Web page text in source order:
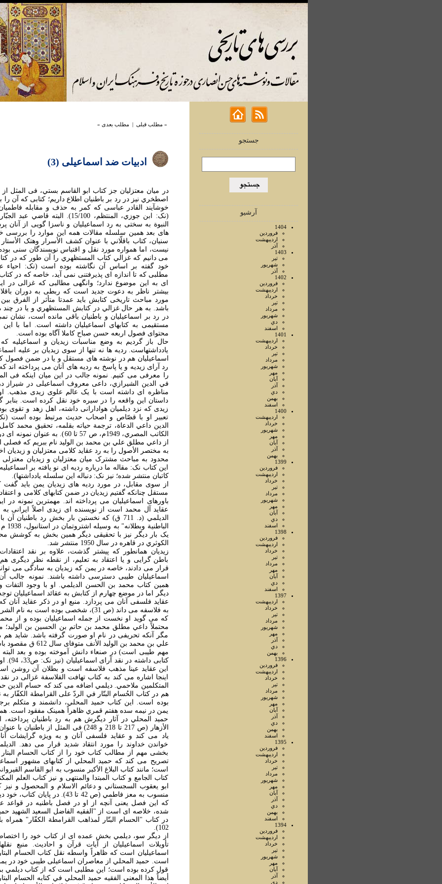
جستجو
آرشیو
1404
فروردين
ارديبهشت
آذر
1403
تير
شهريور
آذر
1402
فروردين
ارديبهشت
خرداد
تير
مرداد
شهريور
دي
اسفند
1401
ارديبهشت
خرداد
تير
مرداد
شهريور
مهر
آبان
آذر
دي
بهمن
اسفند
1400
ارديبهشت
خرداد
شهريور
مهر
آبان
آذر
بهمن
1399
فروردين
ارديبهشت
خرداد
تير
مرداد
شهريور
مهر
آبان
دي
اسفند
1398
فروردين
ارديبهشت
خرداد
تير
مرداد
مهر
آبان
دي
اسفند
1397
ارديبهشت
خرداد
تير
مرداد
شهريور
مهر
آذر
دي
بهمن
1396
فروردين
ارديبهشت
خرداد
تير
مرداد
شهريور
مهر
آبان
آذر
دي
بهمن
اسفند
1395
فروردين
ارديبهشت
خرداد
تير
مرداد
شهريور
مهر
آبان
آذر
دي
بهمن
اسفند
1394
فروردين
ارديبهشت
خرداد
تير
شهريور
مهر
آبان
آذر
دي
« مطلب قبلی | مطلب بعدی »
ادبيات ضد اسماعيلی (3)
در ميان معتزليان جز کتاب ابو القاسم بستي، فی المثل
اصطخري نيز در رد بر باطنيان اطلاع داريم؛ کتابی که آن
خوشآيند القادر عباسی که کمر به حذف و مقابله
(نک: ابن جوزي، المنتظم، 15/100). البته
النبوة به سختی به رد اسماعيليان و ناسزا گويی از آنان
های بعد همين سلسله مقالات همه اين موارد را بررسی
سنيان، کتاب باقلّاني با عنوان کشف الأسرار وهتک
نيست، اما همواره مورد نقل و اقتباس نويسندگان سنی
می دانيم که غزالي کتاب المستظهري را آن طور که در
مطلبی که تا اندازه ای پذيرفتنی نمی آيد، خاصه که در
ای به اين موضوع ندارد؛ وانگهی مطالبی که غزالی در
بيشتر ناظر به دعوت جديد است که ربطی به دوران
مورد مباحث تاريخی کتابش بايد عمدتا متأثر از الفرق
باشد. به هر حال غزالي در کتابش المستظهري و يا در چند
در رد بر اسماعيليان و باطنيان باقی مانده است،
مستقيمی به کتابهای اسماعيليان داشته است. اما با
محتوای فصول اربعه حسن صباح کاملا آگاه بوده است.
حال باز گرديم به وضع مناسبات زيديان و اسماعيليه
يادداشتهاست. رديه ها نه تنها از سوی زيديان بر عليه
اسماعيليان هم در نوشته های مستقل و يا در ضمن فصول
رد آرای زيديه و يا پاسخ به رديه های آنان می پرداخته اند
را معرفی می کنيم. نمونه جالب در اين ميان اينکه فی
في الدين الشيرازي، داعی معروف اسماعيلی در شيراز
مناظره ای داشته است با يک عالم علوی زيدی مذهب.
داستان اين واقعه را در سيره خود نقل کرده است.
زيدی که نزد ديلميان هوادارانی داشته، اهل زهد و تقوی
تعبير او با قصّاص و اصحاب حديث مرتبط بوده است
الدين داعي الدعاة، ترجمة حياته بقلمه، تحقيق محمد
الکاتب المصري، 1949م، ص 57 تا 60). به
از داعي مطلق علي بن محمد بن الوليد نام ببريم که
به مختصر الأصول را به رد عقايد کلامی معتزليان و زيديان
محدود به مباحث مشترک ميان معتزليان و زيديان
اين کتاب نک: مقاله ما درباره رديه ای نو يافته بر
کاتبان منتشر شده؛ نيز نک: دنباله اين سلسله يادداشتها).
از سوی مقابل، در مورد رديه های زيديان يمن بايد گفت
مستقل چنانکه گفتيم زيديان در ضمن کتابهای کلامی و
باورهای اسماعيليان می پرداخته اند. مهمترين نمونه در
عقايد آل محمد است از نويسنده ای زيدی اصلاً ايرانی
الديلمي (د. 711 ق) که نخستين بار بخش رد
يک بار ديگر نيز با تحقيقی ديگر همين بخش به کوشش
الکوثري در قاهره در سال 1950 منتشر شد.
زيديان همانطور که پيشتر گذشت، علاوه بر نقد اعتقادات
باطن گرايی و يا اعتقاد به تعليم، از نقطه نظر ديگری هم
قرار می دادند، خاصه در يمن که زيديان به سادگی می
اسماعيليان طيبی دسترسی داشته باشند. نمونه جالب
همين کتاب محمد بن الحسن الديلمي. او با وجود التفات
ديگر اما در موضع چهارم از کتابش به عقائد اسماعيليان
عقايد فلسفی آنان می پردازد. منبع او در ذکر عقايد آنان
به فلاسفه می داند (ص 31)، شخصی بوده است
که می گويد او نخست از جمله اسماعيليان بوده و از
مگر آنکه تحريفی در نام او صورت گرفته باشد. شايد
علي بن محمد بن الوليد
مهم طيبی است) در صنعاء دانش آموخته بوده و بعد البته
کتابی
اين عقايد عينا مذهب فلاسفه است و بطلان آن روشن
اينجا اشاره می کند به کتاب تهافت الفلاسفة غزالی در
المتکلمين ملاحمي. ديلمي اضافه می کند که حسام الدين
هم در کتاب الحُسام البتّار في الردّ علی القرامطة الکفّار به
بوده است. اين کتاب حميد المحلي، دانشمند و متکلم
يمن در نيمه سده هفتم قمري ظاهراً همينک مفقود است.
حميد المحلي در آثار ديگرش هم به رد باطنيان
الأزهار (ص 217 تا 218 و 248) فی المثل از
ياد می کند و عقايد فلسفی آنان و به ويژه گرايشات
خواندن خداوند را مورد انتقاد شديد قرار می دهد.
بخشی مهم از مطالب کتاب خود را از کتاب الحسام
تصريح می کند که حميد المحلي از کتابهای مشهور
است؛ مانند کتاب البلاغ الأکبر منسوب به ابو القاسم
کتاب الجامع و کتاب المبتدا والمنتهی و نيز کتاب العلم
ابو يعقوب السجستاني و دعائم الاسلام و المحصول و نيز
منسوب به معز فاطمي (ص 42 تا 43). در
که اين فصل يعنی آنچه از او در فصل باطنيه در قواعد
شده، خلاصه ای است از "الفقيه الفاضل السعيد الشهيد
در کتاب "الحسام البتّار لمذاهب القرامطة الکفّار"
102).
از ديگر سو، ديلمي بخش عمده ای از کتاب خود را
تأويلات اسماعيليان از آيات قرآن و احاديث. منبع
اسماعيليان است که ظاهراً واسطه نقل کتاب الحسام
است. حميد المحلي از معاصران اسماعيلی طيبی خود در
قول کرده بوده است؛ اين مطلبی است که از کتاب ديلمي
أيضاً هذا المعنی الفقيه حميد المحلي في کتابه الحسام